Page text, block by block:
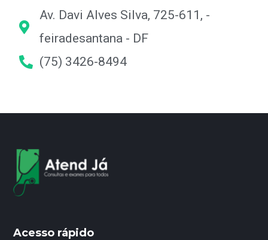
Av. Davi Alves Silva, 725-611, -
feiradesantana - DF
(75) 3426-8494
Acesso rápido